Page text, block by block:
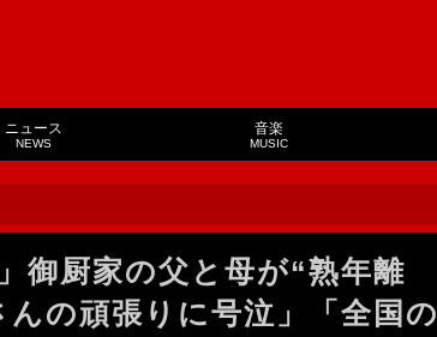
ニュース
NEWS
音楽
MUSIC
御厨家の父と母が“熟年離
の頑張りに号泣」「全国の